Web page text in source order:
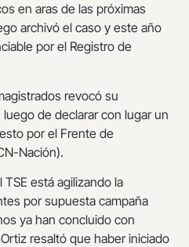
en aras de las próximas
archivó el caso y este año
por el Registro de
revocó su
de declarar con lugar un
por el Frente de
Nación).
está agilizando la
por supuesta campaña
ya han concluido con
resaltó que haber iniciado